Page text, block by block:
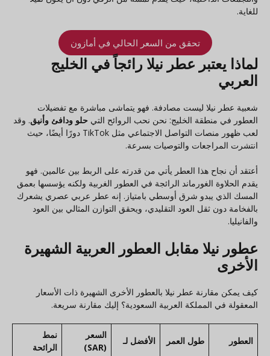
للغاية.
تحقق من السعر الحالي في أمازون
لماذا يعتبر عطر نيلا رائجاً في الخليج
العربي
شعبية عطر نيلا ليست مصادفة. فهو يتماشى مباشرة مع تفضيلات
العطور في منطقة الخليج: نحن نحب الروائح التي حلو ودافئ وأنيق. وقد
لعب ظهور منصات التواصل الاجتماعي مثل TikTok دورًا أيضًا، حيث
انتشرت المراجعات والتوصيات بسرعة.
أعتقد أن نجاح هذا العطر يأتي من قدرته على الربط بين عالمين. فهو
يقدم الحلاوة الغورماند الرائجة في العطور الغربية ولكنه يؤسسها بعمق
المسك الذي يبدو شرق أوسطي بامتياز. إنه عطر عربي عصري يشعرك
بالفخامة دون ثقل العود التقليدي، ويحقق التوازن المثالي بين العود
والفانيليا.
عطور نيلا مقابل العطور العربية الشهيرة
الأخرى
كيف يمكن مقارنة عطر نيلا بالعطور الأخرى الشهيرة ذات الأسعار
المعقولة في المملكة العربية السعودية؟ إليك مقارنة سريعة.
العطور طول العمر الأفضل لـ
السعر
(SAR)
نمط
الرائحة